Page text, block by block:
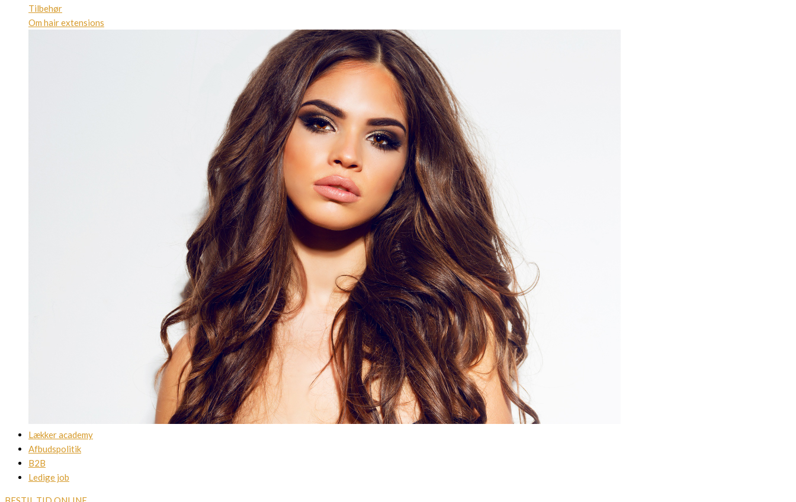
Tilbehør
Om hair extensions
Lækker academy
Afbudspolitik
B2B
Ledige job